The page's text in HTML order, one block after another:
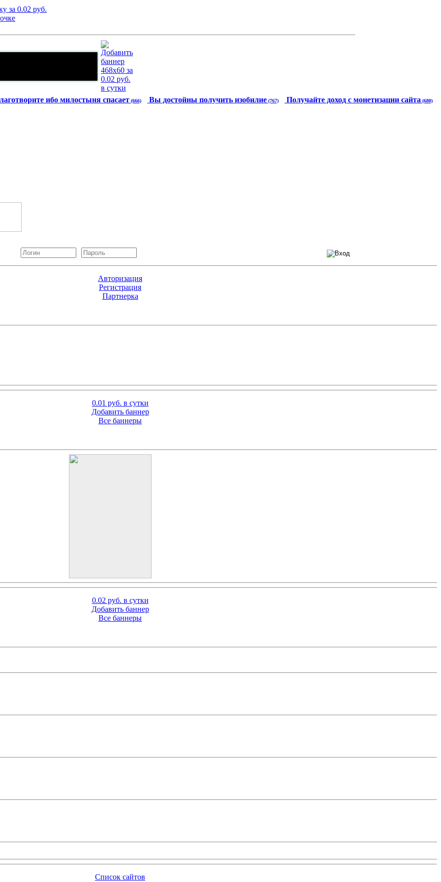
ибо милостыня спасает (666) Вы достойны получить изобилие (767) Получайте доход с монетизации сайта (680)
Авторизация
Регистрация
Партнерка
0.01 руб. в сутки
Добавить баннер
Все баннеры
0.02 руб. в сутки
Добавить баннер
Все баннеры
Список сайтов